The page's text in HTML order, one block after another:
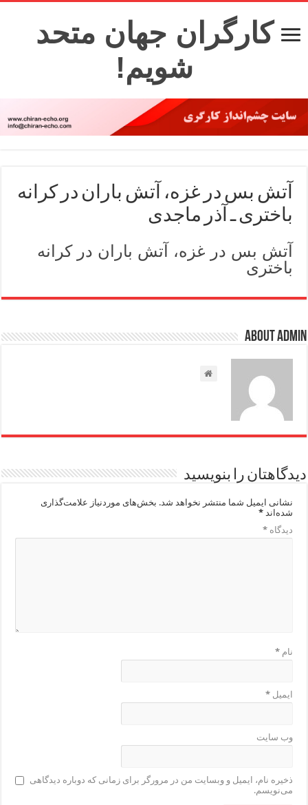
کارگران جهان متحد
شویم!
آتش بس در غزه، آتش باران در کرانه
باختری ـ آذر ماجدی
آتش بس در غزه، آتش باران در کرانه
باختری
About admin
دیدگاهتان را بنویسید
نشانی ایمیل شما منتشر نخواهد شد. بخش‌های موردنیاز علامت‌گذاری
شده‌اند*
دیدگاه*
نام*
ایمیل*
وب‌ سایت
ذخیره نام، ایمیل و وبسایت من در مرورگر برای زمانی که دوباره دیدگاهی
می‌نویسم.